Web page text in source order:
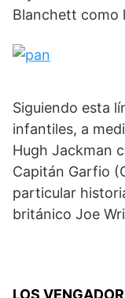
Blanchett como
Siguiendo esta
infantiles, a
Hugh Jackman
Capitán Garfio
particular
británico Joe